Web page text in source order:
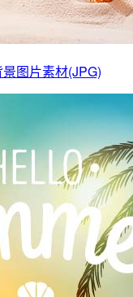
图片素材(JPG)